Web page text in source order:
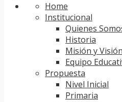
Home
Institucional
Quienes
Historia
Misión y Visión
Equipo
Propuesta
Nivel Inicial
Primaria